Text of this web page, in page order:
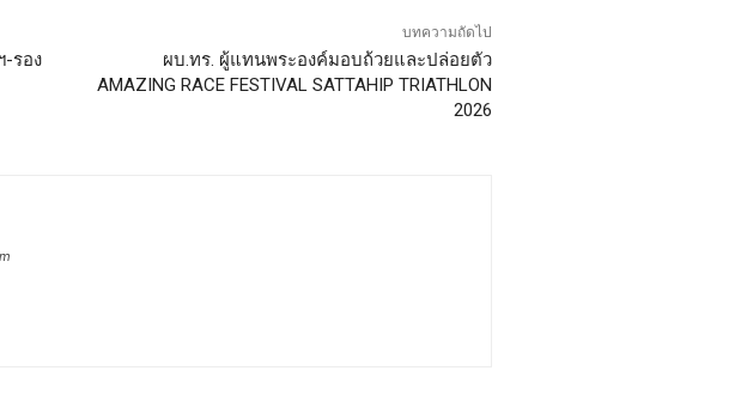
รอง
บทความถัดไป
ผบ.ทร. ผู้แทนพระองค์มอบถ้วยและปล่อยตัว
AMAZING RACE FESTIVAL SATTAHIP TRIATHLON
2026